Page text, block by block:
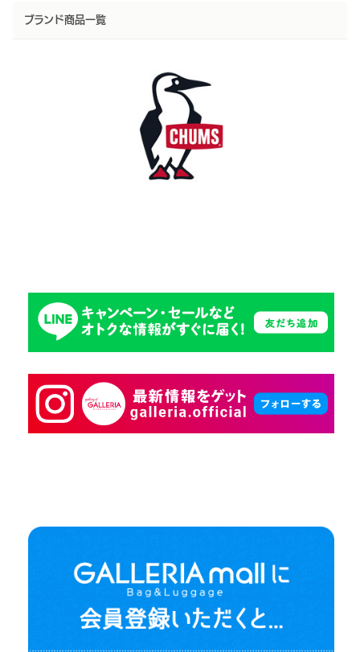
ブランド商品一覧